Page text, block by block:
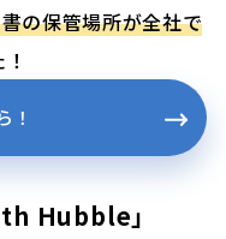
の保管場所が全社で
！
Hubble」